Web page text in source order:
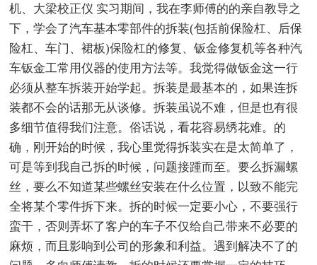
机、大梁校正仪 实习期间，我在李师傅的的亲自教导之
下，学会了汽车基本零部件的拆装(包括前保险杠、后保
险杠、车门、裙板)保险杠的修复、钣金修复机等各种汽
车钣金工常用仪器的使用方法等。我觉得做钣金这一行
必须从整车拆装开始学起。拆装是最基本的，如果连拆
装都不会的话那无从谈修。拆装虽说不难，但是也有很
多细节值得我们注意。俗话说，看花容易绣花难。的
确，刚开始的时候，我心里觉得拆装实在是太简单了，
可是等到我自己拆的时候，问题接踵而至。要么拆漏螺
丝，要么不知道某些螺丝安装在什么位置，以致不能完
全将某个零件拆下来。拆的时候一定要小心，不要强行
蛮干，否则弄坏了客户的车子不仅给自己带来不必要的
麻烦，而且影响到公司的形象和利益。遇到解决不了的